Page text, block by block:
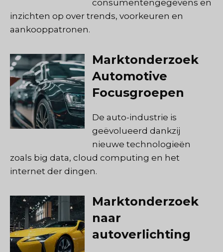
consumentengegevens en
inzichten op over trends, voorkeuren en
aankooppatronen.
Marktonderzoek
Automotive
Focusgroepen
De auto-industrie is
geëvolueerd dankzij
nieuwe technologieën
zoals big data, cloud computing en het
internet der dingen.
Marktonderzoek
naar
autoverlichting